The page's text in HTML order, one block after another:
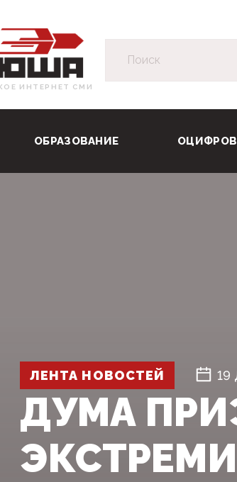
ИНТЕРНЕТ СМИ
ОБРАЗОВАНИЕ
ЛЕНТА НОВОСТЕЙ 19
ДУМА